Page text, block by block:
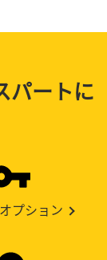
パートに
プション